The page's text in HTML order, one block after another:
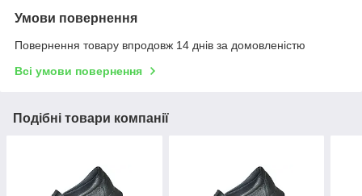
Умови повернення
Повернення товару впродовж 14 днів за домовленістю
Всі умови повернення
Подібні товари компанії